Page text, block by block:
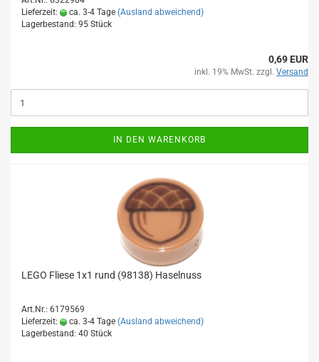
Lieferzeit:
ca. 3-4 Tage (Ausland abweichend)
Lagerbestand: 95 Stück
0,69 EUR
inkl. 19% MwSt. zzgl. Versand
IN DEN WARENKORB
LEGO Fliese 1x1 rund (98138) Haselnuss
Art.Nr.: 6179569
Lieferzeit:
ca. 3-4 Tage (Ausland abweichend)
Lagerbestand: 40 Stück